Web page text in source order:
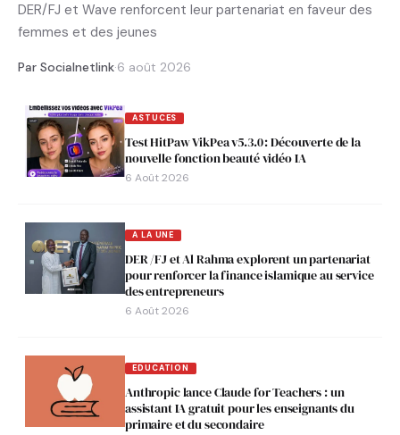
DER/FJ et Wave renforcent leur partenariat en faveur des
femmes et des jeunes
Par Socialnetlink·6 août 2026
ASTUCES
Test HitPaw VikPea v5.3.0 : Découverte de la
nouvelle fonction beauté vidéo IA
6 Août 2026
A LA UNE
DER /FJ et Al Rahma explorent un partenariat
pour renforcer la finance islamique au service
des entrepreneurs
6 Août 2026
EDUCATION
Anthropic lance Claude for Teachers : un
assistant IA gratuit pour les enseignants du
primaire et du secondaire